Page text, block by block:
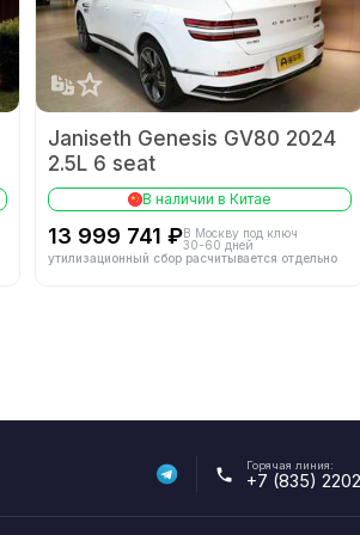
Тип впуска
Материал блока цилиндров -
Трансмиссия
Janiseth Genesis GV80 2024
2.5L 6 seat
В наличии в Китае
13 999 741 ₽В Москву под ключ
30-60 дней
утилизационный сбор расчитывается отдельно
Горячая линия:
+7 (835)